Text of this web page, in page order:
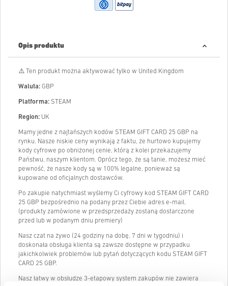
Opis produktu
⚠️ Ten produkt można aktywować tylko w United Kingdom
Waluta: GBP
Platforma: STEAM
Region: UK
Mamy jedne z najtańszych kodów STEAM GIFT CARD 25 GBP na
rynku. Nasze niskie ceny wynikają z faktu, że hurtowo kupujemy
kody cyfrowe po obniżonej cenie, którą z kolei przekazujemy
Państwu, naszym klientom. Oprócz tego, że są tanie, możesz mieć
pewność, że nasze kody są w 100% legalne, ponieważ są
kupowane od oficjalnych dostawców.
Po zakupie natychmiast wyślemy Ci cyfrowy kod STEAM GIFT CARD
25 GBP bezpośrednio na podany przez Ciebie adres e-mail.
(produkty zamówione w przedsprzedaży zostaną dostarczone
przed lub w podanym dniu premiery)
Nasz czat na żywo (24 godziny na dobę, 7 dni w tygodniu) i
doskonała obsługa klienta są zawsze dostępne w przypadku
jakichkolwiek problemów lub pytań dotyczących kodu STEAM GIFT
CARD 25 GBP.
Nasz łatwy w obsłudze 3-etapowy system zakupów nie zawiera